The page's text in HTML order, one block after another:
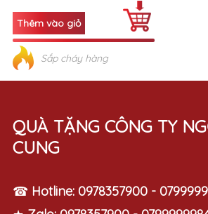
Sắp cháy hàng
QUÀ TẶNG CÔNG TY
CUNG
☎ Hotline: 0978357900 -